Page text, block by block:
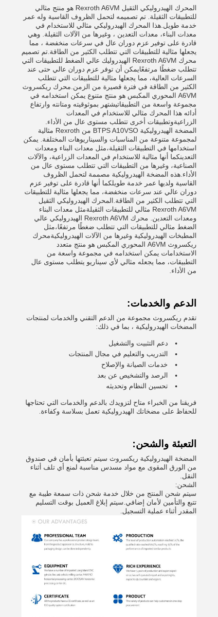
المحرك الهيدروليكي الثقيل Rexroth A6VM هو منتج مثالي
للتطبيقات الثقيلة. تم تصميمه لتحمل الظروف القاسية وله عمر
خدمة طويل.هذا المحرك الهيدروليكي مثالي للاستخدام في
معدات البناء، معدات التعدين ، وغيرها من الآلات الثقيلة. وهي
قادرة على توفير عزم دوران عال في سرعات منخفضة ، مما
يجعلها مثالية للتطبيقات التي تتطلب الكثير من الطاقة.تم تصميم
محرك Rexroth A6VM الهيدروليك عالي الضغط للتطبيقات التي
تتطلب ضغطًا مرتفعًايمكن أن توفر عزم دوران عالي حتى عند
السرعات العالية، مما يجعلها مثالية للتطبيقات التي تتطلب
الكثير من الطاقة في فترة قصيرة من الزمن.محرك ريكسروث
A6VM المحوري المكبس هو منتج متنوع يمكن استخدامه في
مجموعة واسعة من التطبيقاتيشتهر بموثوقيته ومتانته وارتفاع
أدائه هذا المحرك مثالي للاستخدام في المعدات
الزراعيةوتطبيقات أخرى تتطلب مستوى عال من الأداء.
المضخة الهيدروليكية BTPS A10VSO من Rexroth مثالية
لمجموعة متنوعة من المناسبات والسيناريوهات المختلفة. يمكن
استخدامها في التطبيقات الثقيلة،مثل معدات البناء ومعدات
التعدينكما أنها مثالية للاستخدام في المعدات الزراعية، والآلات
الصناعية، وغيرها من التطبيقات التي تتطلب مستوى عال من
الأداء.هذه المضخة الهيدروليكية مصممة لتحمل الظروف
القاسية ولديها عمر خدمة طويلكما أنها قادرة على توفير عزم
دوران عالي عند سرعات منخفضة، مما يجعلها مثالية للتطبيقات
التي تتطلب الكثير من الطاقة.المحرك الهيدروليكي الثقيل
Rexroth A6VM مثالي للتطبيقات الثقيلةمثل معدات البناء
ومعدات التعدين. محرك Rexroth A6VM الهيدروليكي عالي
الضغط مثالي للتطبيقات التي تتطلب ضغطًا مرتفعًا،مثل
المطبخات الهيدروليكية وغيرها من الآلات الهيدروليكيةمحرك
ريكسروث A6VM المحوري المكبس هو منتج متعدد
الاستخدامات يمكن استخدامه في مجموعة واسعة من
التطبيقات، مما يجعله مثالي لأي سيناريو يتطلب مستوى عال
من الأداء.
الدعم والخدمات:
تقدم ريكسروث مجموعة من الدعم التقني والخدمات لمنتجات
المضخات الهيدروليكية ، بما في ذلك:
دعم التثبيت والتشغيل
التدريب والتعليم في مجال المنتجات
خدمات الصيانة والإصلاح
الرصد والتشخيص عن بعد
تحسين النظام وتحديثه
فريقنا من الخبراء متاح لتزويدك بالدعم والخدمات التي تحتاجها
للحفاظ على مضخاتك الهيدروليكية تعمل بسلاسة وكفاءة.
التعبئة والشحن:
المضخة الهيدروليكية ريكسروث سيتم تعبئتها بأمان في صندوق
من الورق المقوى مع مواد مسدس مناسبة لمنع أي تلف أثناء
النقل.
الشحن:
سيتم شحن المنتج من خلال خدمة شحن ذات سمعة طيبة مع
تتبع والتأمين لأمان إضافي.سيتم إبلاغ العميل بوقت التسليم
المقدر أثناء عملية التسجيل.